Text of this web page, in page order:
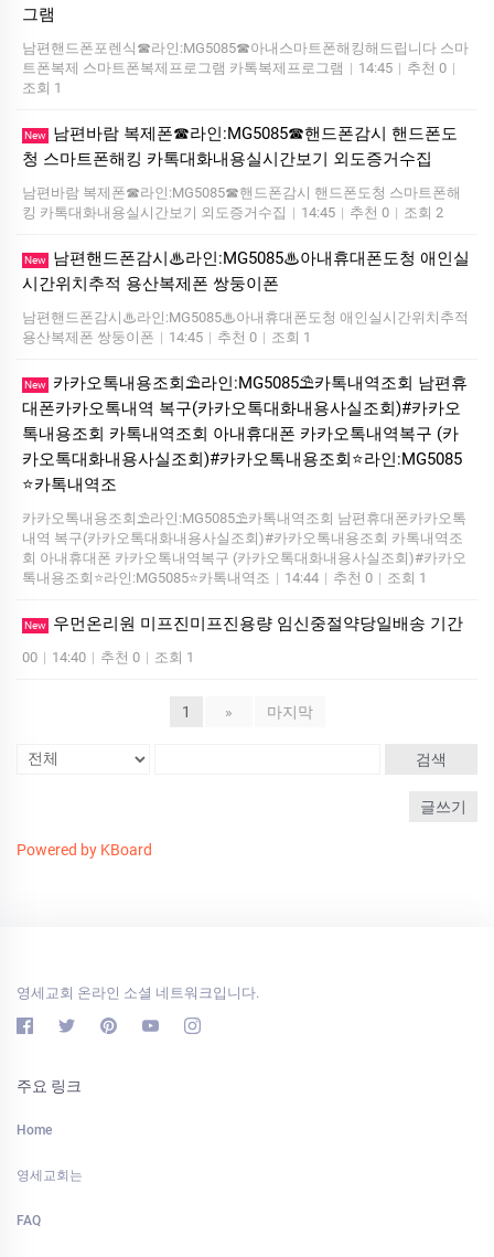
그램
남편핸드폰포렌식☎라인:MG5085☎아내스마트폰해킹해드립니다 스마
트폰복제 스마트폰복제프로그램 카톡복제프로그램 | 14:45 | 추천 0 |
조회 1
New
남편바람 복제폰☎라인:MG5085☎핸드폰감시 핸드폰도
청 스마트폰해킹 카톡대화내용실시간보기 외도증거수집
남편바람 복제폰☎라인:MG5085☎핸드폰감시 핸드폰도청 스마트폰해
킹 카톡대화내용실시간보기 외도증거수집 | 14:45 | 추천 0 | 조회 2
New
남편핸드폰감시♨라인:MG5085♨아내휴대폰도청 애인실
시간위치추적 용산복제폰 쌍둥이폰
남편핸드폰감시♨라인:MG5085♨아내휴대폰도청 애인실시간위치추적
용산복제폰 쌍둥이폰 | 14:45 | 추천 0 | 조회 1
New
카카오톡내용조회⛱️라인:MG5085⛱️카톡내역조회 남편휴
대폰카카오톡내역 복구(카카오톡대화내용사실조회)#카카오
톡내용조회 카톡내역조회 아내휴대폰 카카오톡내역복구 (카
카오톡대화내용사실조회)#카카오톡내용조회⭐라인:MG5085
⭐카톡내역조
카카오톡내용조회⛱️라인:MG5085⛱️카톡내역조회 남편휴대폰카카오톡
내역 복구(카카오톡대화내용사실조회)#카카오톡내용조회 카톡내역조
회 아내휴대폰 카카오톡내역복구 (카카오톡대화내용사실조회)#카카오
톡내용조회⭐라인:MG5085⭐카톡내역조 | 14:44 | 추천 0 | 조회 1
New 우먼온리원 미프진미프진용량 임신중절약당일배송 기간
00 | 14:40 | 추천 0 | 조회 1
1 » 마지막
검색
글쓰기
Powered by KBoard
영세교회 온라인 소셜 네트워크입니다.
주요 링크
Home
영세교회는
FAQ